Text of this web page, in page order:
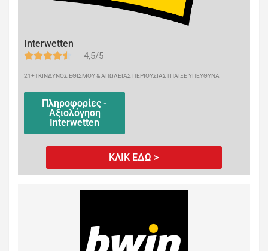
Interwetten
4,5/5
21+ | ΚΙΝΔΥΝΟΣ ΕΘΙΣΜΟΥ & ΑΠΩΛΕΙΑΣ ΠΕΡΙΟΥΣΙΑΣ | ΠΑΙΞΕ ΥΠΕΥΘΥΝΑ
Πληροφορίες -
Αξιολόγηση
Interwetten
ΚΛΙΚ ΕΔΩ >